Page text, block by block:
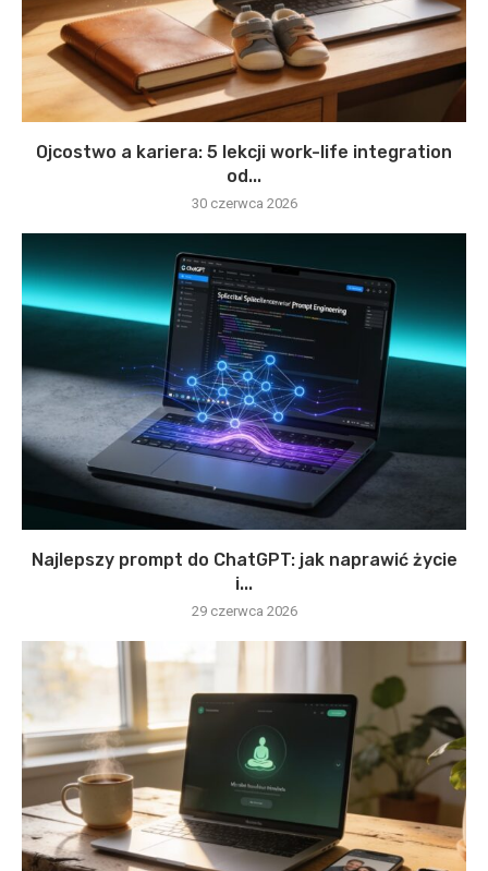
Ojcostwo a kariera: 5 lekcji work-life integration
od...
30 czerwca 2026
Najlepszy prompt do ChatGPT: jak naprawić życie
i...
29 czerwca 2026